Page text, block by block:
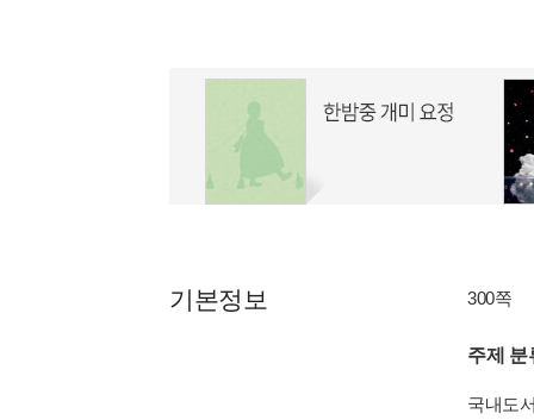
기본정보 300쪽
주제 분
국내도